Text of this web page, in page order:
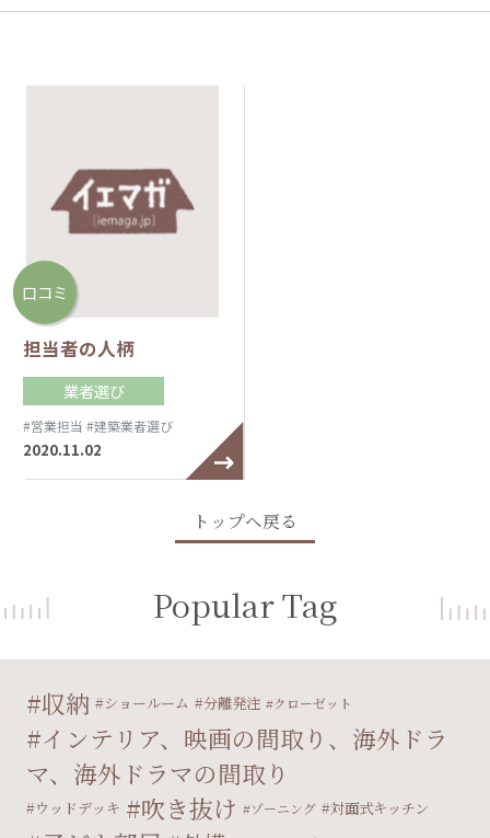
口コミ
担当者の人柄
業者選び
#営業担当 #建築業者選び
2020.11.02
トップへ戻る
Popular Tag
収納 ショールーム 分離発注 クローゼット
インテリア、映画の間取り、海外ドラ
マ、海外ドラマの間取り
ウッドデッキ 吹き抜け ゾーニング 対面式キッチン